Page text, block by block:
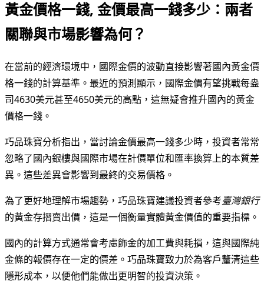
黃金價格一錢, 金價最高一錢多少：兩者
關聯與市場影響為何？
在當前的經濟環境中，國際金價的波動直接影響著國內黃金價
格一錢的計算基準。最近的預測顯示，國際金價有望挑戰每盎
司4630美元甚至4650美元的高點，這無疑會推升國內的黃金
價格一錢。
巧品珠寶分析指出，當討論金價最高一錢多少時，投資者常常
忽略了國內銀樓與國際市場在計價單位和匯率換算上的本質差
異。這些差異會影響到最終的交易價格。
為了更好地理解市場趨勢，巧品珠寶建議投資者參考臺灣銀行
的黃金存摺賣出價，這是一個衡量實體黃金價值的重要指標。
國內的計算方式通常會考慮飾金的加工費與耗損，這與國際純
金條的報價存在一定的價差。巧品珠寶致力於為客戶釐清這些
隱形成本，以便他們能做出更明智的投資決策。